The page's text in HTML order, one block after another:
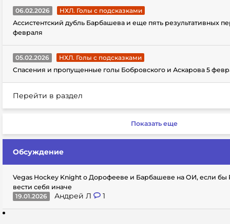
06.02.2026
НХЛ. Голы с подсказками
Ассистентский дубль Барбашева и еще пять результативных
февраля
05.02.2026
НХЛ. Голы с подсказками
Спасения и пропущенные голы Бобровского и Аскарова 5
Перейти в раздел
Показать еще
Обсуждение
Vegas Hockey Knight о Дорофееве и Барбашеве на ОИ, если бы
вести себя иначе
19.01.2026
Андрей Л 1